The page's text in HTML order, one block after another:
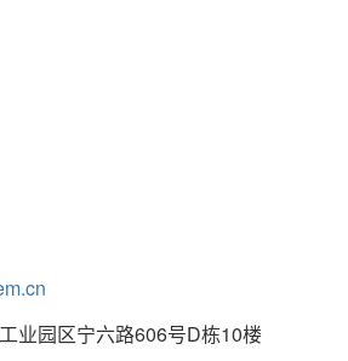
业园区宁六路606号D栋10楼